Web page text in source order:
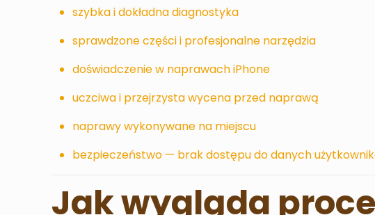
szybka i dokładna diagnostyka
sprawdzone części i profesjonalne narzędzia
doświadczenie w naprawach iPhone
uczciwa i przejrzysta wycena przed naprawą
naprawy wykonywane na miejscu
bezpieczeństwo — brak dostępu do danych
Jak wygląda